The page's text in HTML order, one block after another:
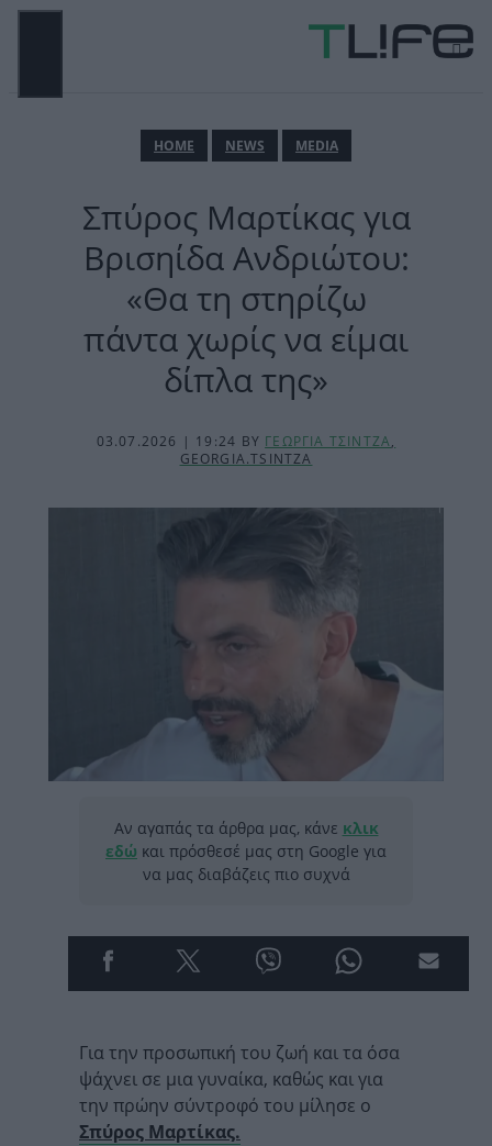
Μετάβαση
ΗΟΜΕ NEWS MEDIA
Σπύρος Μαρτίκας για
Βρισηίδα Ανδριώτου:
«Θα τη στηρίζω
πάντα χωρίς να είμαι
δίπλα της»
03.07.2026 | 19:24 BY ΓΕΩΡΓΙΑ ΤΣΙΝΤΖΑ,
GEORGIA.TSINTZA
Αν αγαπάς τα άρθρα μας, κάνε κλικ
εδώ και πρόσθεσέ μας στη Google για
να μας διαβάζεις πιο συχνά
Για την προσωπική του ζωή και τα όσα
ψάχνει σε μια γυναίκα, καθώς και για
την πρώην σύντροφό του μίλησε ο
Σπύρος Μαρτίκας.